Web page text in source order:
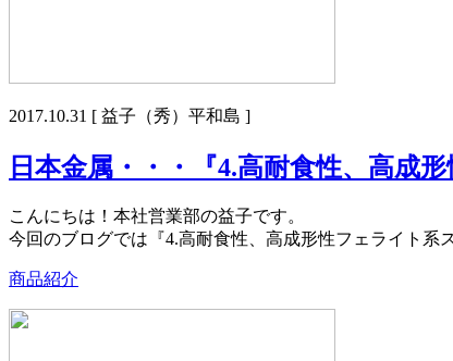
2017.10.31 [ 益子（秀）平和島 ]
日本金属・・・『4.高耐食性、高成
こんにちは！本社営業部の益子です。
今回のブログでは『4.高耐食性、高成形性フェライト系
商品紹介